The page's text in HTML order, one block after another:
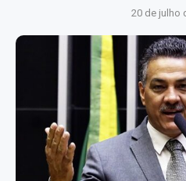
20 de julho